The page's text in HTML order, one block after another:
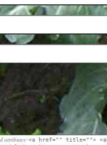
attributes: <a href="" title="">